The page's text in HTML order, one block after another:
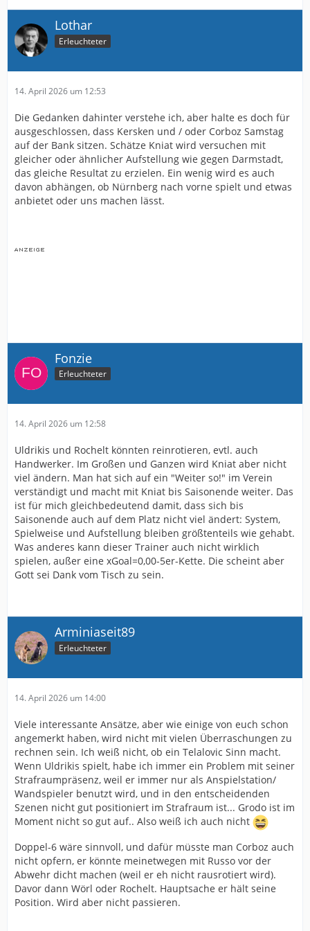
Lothar
Erleuchteter
14. April 2026 um 12:53
Die Gedanken dahinter verstehe ich, aber halte es doch für
ausgeschlossen, dass Kersken und / oder Corboz Samstag
auf der Bank sitzen. Schätze Kniat wird versuchen mit
gleicher oder ähnlicher Aufstellung wie gegen Darmstadt,
das gleiche Resultat zu erzielen. Ein wenig wird es auch
davon abhängen, ob Nürnberg nach vorne spielt und etwas
anbietet oder uns machen lässt.
Fonzie
Erleuchteter
14. April 2026 um 12:58
Uldrikis und Rochelt könnten reinrotieren, evtl. auch
Handwerker. Im Großen und Ganzen wird Kniat aber nicht
viel ändern. Man hat sich auf ein "Weiter so!" im Verein
verständigt und macht mit Kniat bis Saisonende weiter. Das
ist für mich gleichbedeutend damit, dass sich bis
Saisonende auch auf dem Platz nicht viel ändert: System,
Spielweise und Aufstellung bleiben größtenteils wie gehabt.
Was anderes kann dieser Trainer auch nicht wirklich
spielen, außer eine xGoal=0,00-5er-Kette. Die scheint aber
Gott sei Dank vom Tisch zu sein.
Arminiaseit89
Erleuchteter
14. April 2026 um 14:00
Viele interessante Ansätze, aber wie einige von euch schon
angemerkt haben, wird nicht mit vielen Überraschungen zu
rechnen sein. Ich weiß nicht, ob ein Telalovic Sinn macht.
Wenn Uldrikis spielt, habe ich immer ein Problem mit seiner
Strafraumpräsenz, weil er immer nur als Anspielstation/
Wandspieler benutzt wird, und in den entscheidenden
Szenen nicht gut positioniert im Strafraum ist... Grodo ist im
Moment nicht so gut auf.. Also weiß ich auch nicht
Doppel-6 wäre sinnvoll, und dafür müsste man Corboz auch
nicht opfern, er könnte meinetwegen mit Russo vor der
Abwehr dicht machen (weil er eh nicht rausrotiert wird).
Davor dann Wörl oder Rochelt. Hauptsache er hält seine
Position. Wird aber nicht passieren.